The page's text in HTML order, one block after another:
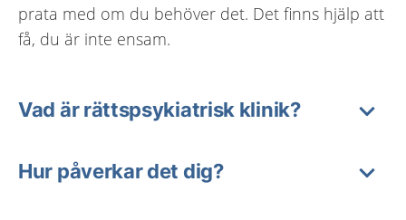
prata med om du behöver det. Det finns hjälp att
få, du är inte ensam.
Vad är rättspsykiatrisk klinik?
Hur påverkar det dig?